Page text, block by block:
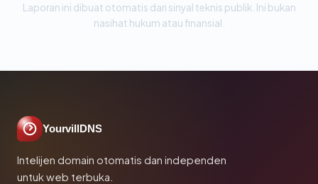
Laporan ini dibuat otomatis dari sinyal teknis publik. Ini bukan
nasihat hukum atau finansial.
YourvillDNS
Intelijen domain otomatis dan independen
untuk web terbuka.